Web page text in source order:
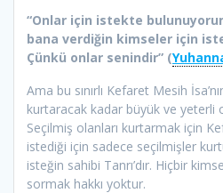
“Onlar için istekte
bana verdiğin kimseler için
Çünkü onlar senindir” (
Ama bu sınırlı Kefaret Mesih
kurtaracak kadar büyük ve yeterli
Seçilmiş olanları kurtarmak için
istediği için sadece seçilmişler
isteğin sahibi Tanrı’dır. Hiçbir
sormak hakkı yoktur.